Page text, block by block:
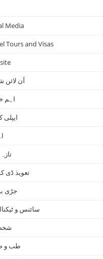
Media
Tours and Visas
آن لائن
اہم
تعویذ ڈی
جڑی
سائنس و
طب و